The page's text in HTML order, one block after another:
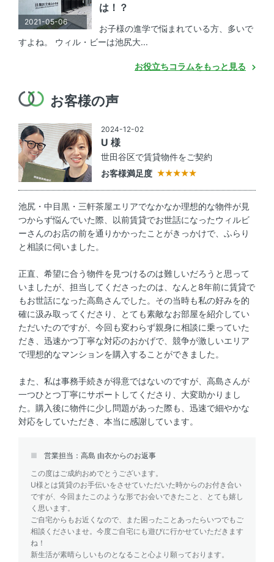
2021-05-06
は！？
お子様の進学で悩まれている方、多いで
すよね。 ウィル・ビーは池尻大...
お役立ちコラムをもっと見る
お客様の声
2024-12-02
U 様
世田谷区で賃貸物件をご契約
お客様満足度
池尻・中目黒・三軒茶屋エリアでなかなか理想的な物件が見
つからず悩んでいた際、以前賃貸でお世話になったウィルビ
ーさんのお店の前を通りかかったことがきっかけで、ふらり
と相談に伺いました。
正直、希望に合う物件を見つけるのは難しいだろうと思って
いましたが、担当してくださったのは、なんと8年前に賃貸で
もお世話になった高島さんでした。その当時も私の好みを的
確に汲み取ってくださり、とても素敵なお部屋を紹介してい
ただいたのですが、今回も変わらず親身に相談に乗っていた
だき、迅速かつ丁寧な対応のおかげで、競争が激しいエリア
で理想的なマンションを購入することができました。
また、私は事務手続きが得意ではないのですが、高島さんが
一つひとつ丁寧にサポートしてくださり、大変助かりまし
た。購入後に物件に少し問題があった際も、迅速で細やかな
対応をしていただき、本当に感謝しています。
営業担当：高島 由衣からのお返事
この度はご成約おめでとうございます。
U様とは賃貸のお手伝いをさせていただいた時からのお付き合い
ですが、今回またこのような形でお会いできたこと、とても嬉し
く思います。
ご自宅からもお近くなので、また困ったことあったらいつでもご
相談くださいませ。今度ご自宅にも遊びに行かせていただきます
ね！
新生活が素晴らしいものとなること心より願っております。